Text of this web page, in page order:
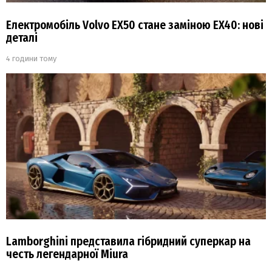
Електромобіль Volvo EX50 стане заміною EX40: нові
деталі
4 години тому
Lamborghini представила гібридний суперкар на
честь легендарної Miura